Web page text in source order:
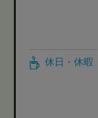
休日・休暇